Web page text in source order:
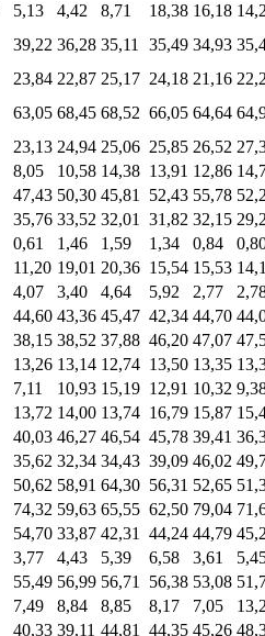
5,13 4,42 8,71 18,38 16,18
39,22 36,28 35,11 35,49 34,93
23,84 22,87 25,17 24,18 21,16
63,05 68,45 68,52 66,05 64,64
23,13 24,94 25,06 25,85 26,52
8,05 10,58 14,38 13,91 12,86
47,43 50,30 45,81 52,43 55,78
35,76 33,52 32,01 31,82 32,15
0,61 1,46 1,59 1,34 0,84
11,20 19,01 20,36 15,54 15,53
4,07 3,40 4,64 5,92 2,77
44,60 43,36 45,47 42,34 44,70
38,15 38,52 37,88 46,20 47,07
13,26 13,14 12,74 13,50 13,35
7,11 10,93 15,19 12,91 10,32
13,72 14,00 13,74 16,79 15,87
40,03 46,27 46,54 45,78 39,41
35,62 32,34 34,43 39,09 46,02
50,62 58,91 64,30 56,31 52,65
74,32 59,63 65,55 62,50 79,04
54,70 33,87 42,31 44,24 44,79
3,77 4,43 5,39 6,58 3,61
55,49 56,99 56,71 56,38 53,08
7,49 8,84 8,85 8,17 7,05
40,33 39,11 44,81 44,35 45,26